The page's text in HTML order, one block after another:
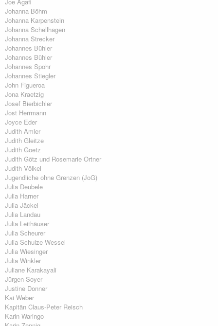
Johanna Böhm
Johanna Karpenstein
Johanna Schellhagen
Johanna Strecker
Johannes Bühler
Johannes Bühler
Johannes Spohr
Johannes Stiegler
John Figueroa
Jona Kraetzig
Josef Bierbichler
Jost Herrmann
Joyce Eder
Judith Amler
Judith Gleitze
Judith Goetz
Judith Götz und Rosemarie Ortner
Judith Völkel
Jugendliche ohne Grenzen (JoG)
Julia Deubele
Julia Harner
Julia Jäckel
Julia Landau
Julia Leithäuser
Julia Scheurer
Julia Schulze Wessel
Julia Wiesinger
Julia Winkler
Juliane Karakayali
Jürgen Soyer
Justine Donner
Kai Weber
Kapitän Claus-Peter Reisch
Karin Waringo